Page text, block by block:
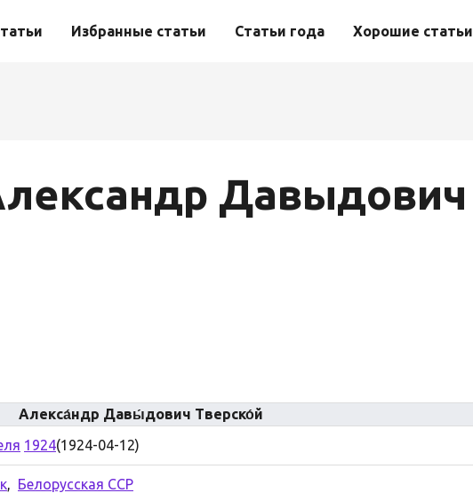
Избранные статьи Статьи года Хорошие статьи
Давыдович
Алекса́ндр Давы́дович Тверско́й
1924(1924-04-12)
, Белорусская ССР